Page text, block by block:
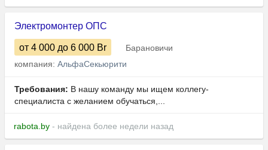
Электромонтер ОПС
от 4 000 до 6 000 Br
Барановичи
компания: АльфаСекьюрити
Требования: В нашу команду мы ищем коллегу-
специалиста с желанием обучаться,...
rabota.by - найдена более недели назад